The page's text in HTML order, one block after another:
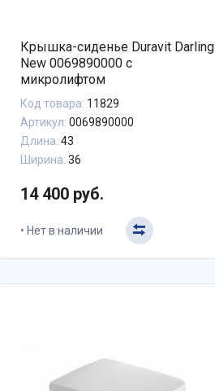
Крышка-сиденье Duravit Darling
New 0069890000 с
микролифтом
Код товара: 11829
Артикул: 0069890000
Длина: 43
Ширина: 36
14 400 руб.
Нет в наличии